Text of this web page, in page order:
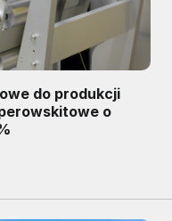
do produkcji
o